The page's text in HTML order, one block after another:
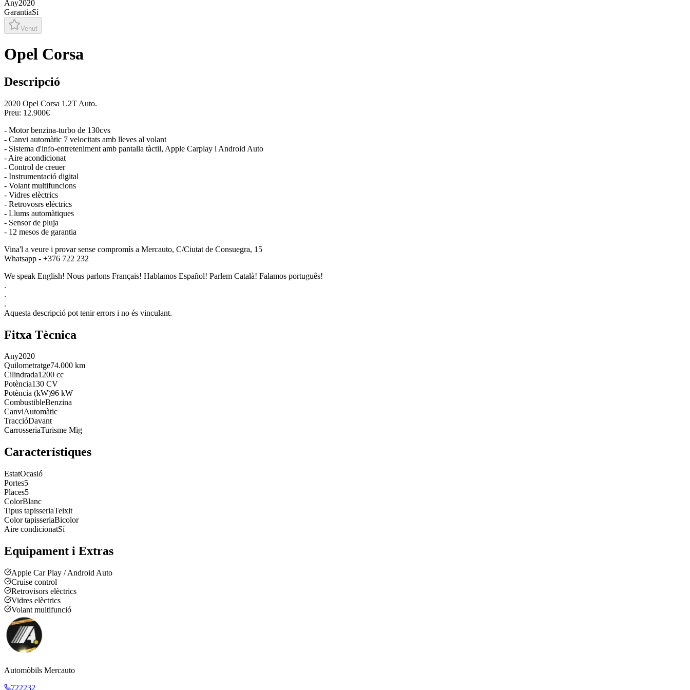
Any2020
GarantiaSí
Venut
Opel Corsa
Descripció
2020 Opel Corsa 1.2T Auto.
Preu: 12.900€
- Motor benzina-turbo de 130cvs
- Canvi automàtic 7 velocitats amb lleves al volant
- Sistema d'info-entreteniment amb pantalla tàctil, Apple Carplay i Android Auto
- Aire acondicionat
- Control de creuer
- Instrumentació digital
- Volant multifuncions
- Vidres elèctrics
- Retrovosrs elèctrics
- Llums automàtiques
- Sensor de pluja
- 12 mesos de garantia
Vina'l a veure i provar sense compromís a Mercauto, C/Ciutat de Consuegra, 15
Whatsapp - +376 722 232
We speak English! Nous parlons Français! Hablamos Español! Parlem Català! Falamos português!
.
.
.
Aquesta descripció pot tenir errors i no és vinculant.
Fitxa Tècnica
Any2020
Quilometratge74.000 km
Cilindrada1200 cc
Potència130 CV
Potència (kW)96 kW
CombustibleBenzina
CanviAutomàtic
TraccióDavant
CarrosseriaTurisme Mig
Característiques
EstatOcasió
Portes5
Places5
ColorBlanc
Tipus tapisseriaTeixit
Color tapisseriaBicolor
Aire condicionatSí
Equipament i Extras
Apple Car Play / Android Auto
Cruise control
Retrovisors elèctrics
Vidres elèctrics
Volant multifunció
Automòbils Mercauto
722232